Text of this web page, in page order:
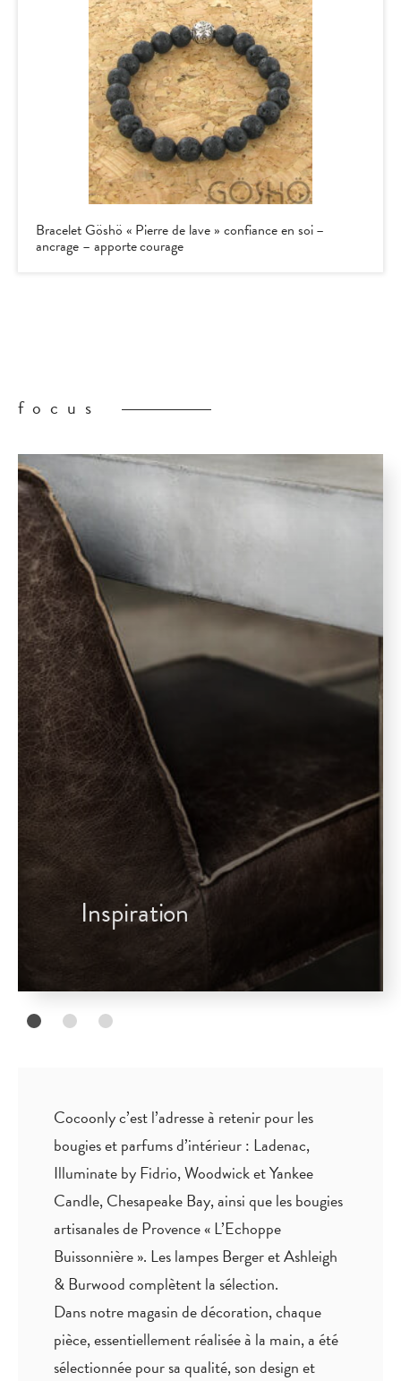
Bracelet Göshö « Pierre de lave » confiance en soi –
ancrage – apporte courage
focus
Inspiration
Cocoonly c’est l’adresse à retenir pour les
bougies et parfums d’intérieur : Ladenac,
Illuminate by Fidrio, Woodwick et Yankee
Candle, Chesapeake Bay, ainsi que les bougies
artisanales de Provence « L’Echoppe
Buissonnière ». Les lampes Berger et Ashleigh
& Burwood complètent la sélection.
Dans notre magasin de décoration, chaque
pièce,essentiellement réalisée à la main, a été
sélectionnée pour sa qualité, son design et